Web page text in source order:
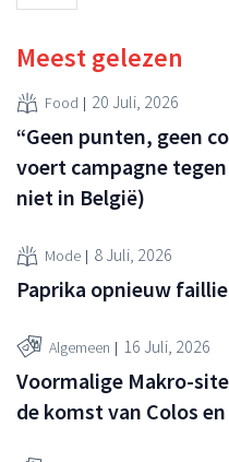
Meest gelezen
Food 20 Juli, 2026
“Geen punten, geen
voert campagne
niet in België)
Mode 8 Juli, 2026
Paprika opnieuw
Algemeen 16 Juli, 2026
Voormalige Makro-
de komst van Colos